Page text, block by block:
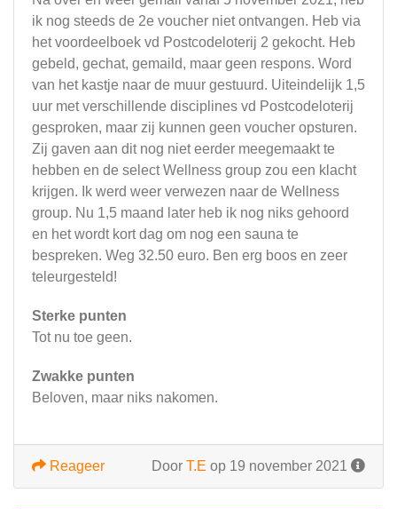
ik nog steeds de 2e voucher niet ontvangen. Heb via
het voordeelboek vd Postcodeloterij 2 gekocht. Heb
gebeld, gechat, gemaild, maar geen respons. Word
van het kastje naar de muur gestuurd. Uiteindelijk 1,5
uur met verschillende disciplines vd Postcodeloterij
gesproken, maar zij kunnen geen voucher opsturen.
Zij gaven aan dit nog niet eerder meegemaakt te
hebben en de select Wellness group zou een klacht
krijgen. Ik werd weer verwezen naar de Wellness
group. Nu 1,5 maand later heb ik nog niks gehoord
en het wordt kort dag om nog een sauna te
bespreken. Weg 32.50 euro. Ben erg boos en zeer
teleurgesteld!
Sterke punten
Tot nu toe geen.
Zwakke punten
Beloven, maar niks nakomen.
Door T.E op 19 november 2021
Reageer